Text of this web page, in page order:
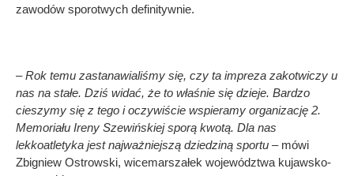
zawodów sporotwych definitywnie.
– Rok temu zastanawialiśmy się, czy ta impreza zakotwiczy u
nas na stałe. Dziś widać, że to właśnie się dzieje. Bardzo
cieszymy się z tego i oczywiście wspieramy organizację 2.
Memoriału Ireny Szewińskiej sporą kwotą. Dla nas
lekkoatletyka jest najważniejszą dziedziną sportu – mówi
Zbigniew Ostrowski, wicemarszałek województwa kujawsko-